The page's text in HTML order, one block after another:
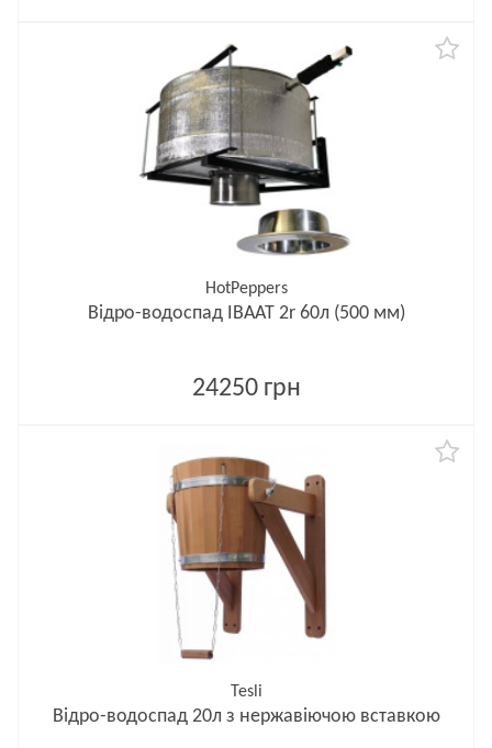
HotPeppers
Відро-водоспад ІВААТ 2r 60л (500 мм)
24250 грн
Tesli
Відро-водоспад 20л з нержавіючою вставкою